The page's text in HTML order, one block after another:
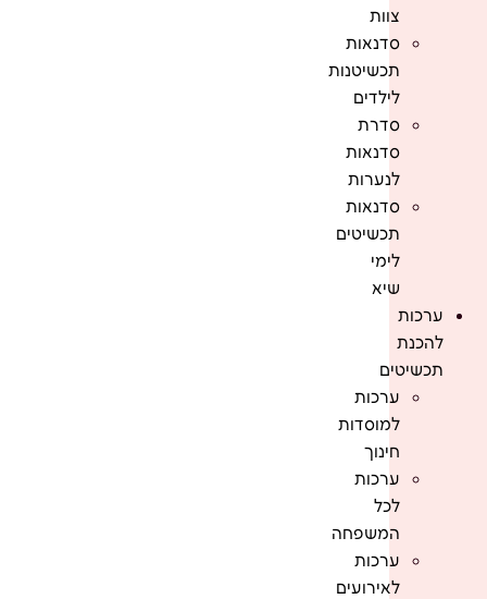
צוות
סדנאות
תכשיטנות
לילדים
סדרת
סדנאות
לנערות
סדנאות
תכשיטים
לימי
שיא
ערכות
להכנת
תכשיטים
ערכות
למוסדות
חינוך
ערכות
לכל
המשפחה
ערכות
לאירועים